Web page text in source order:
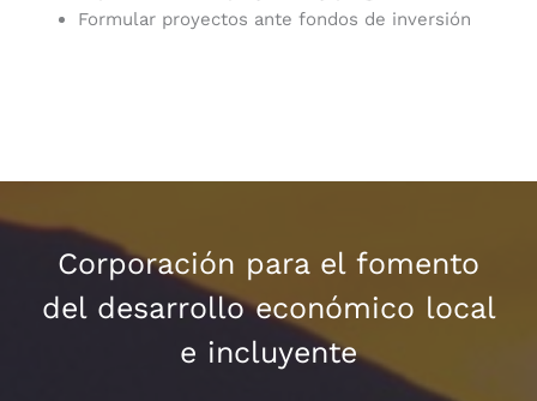
Formular proyectos ante fondos de inversión
Corporación para el fomento
del desarrollo económico local
e incluyente